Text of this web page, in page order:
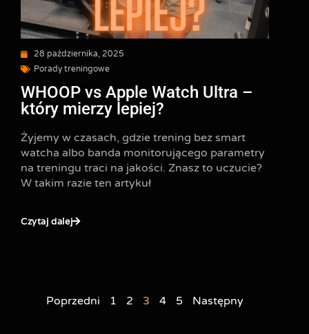
28 października, 2025
Porady treningowe
WHOOP vs Apple Watch Ultra –
który mierzy lepiej?
Żyjemy w czasach, gdzie trening bez smart
watcha albo banda monitorującego parametry
na treningu traci na jakości. Znasz to uczucie?
W takim razie ten artykuł
Czytaj dalej
Poprzedni 1 2 3 4 5 Następny